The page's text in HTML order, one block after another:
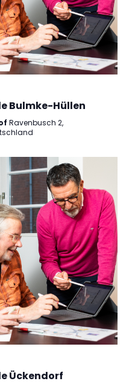
Bulmke-Hüllen
Ravenbusch 2,
Ückendorf